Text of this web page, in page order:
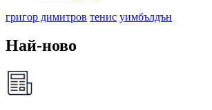
григор димитров тенис уимбълдън
Най-ново